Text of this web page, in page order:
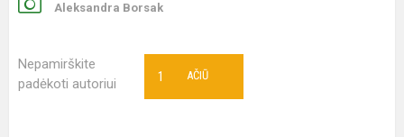
Aleksandra Borsak
Nepamirškite
padėkoti autoriui
AČIŪ
1